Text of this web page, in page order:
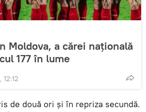
Moldova, a cărei națională
177 în lume
de două ori și în repriza secundă.